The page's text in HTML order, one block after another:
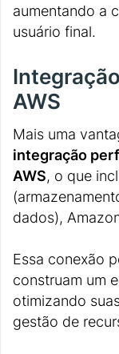
aumentando a
usuário final.
AWS
Mais uma
integração
AWS, o que
dados),
Essa conexão
construam um
otimizando
gestão de